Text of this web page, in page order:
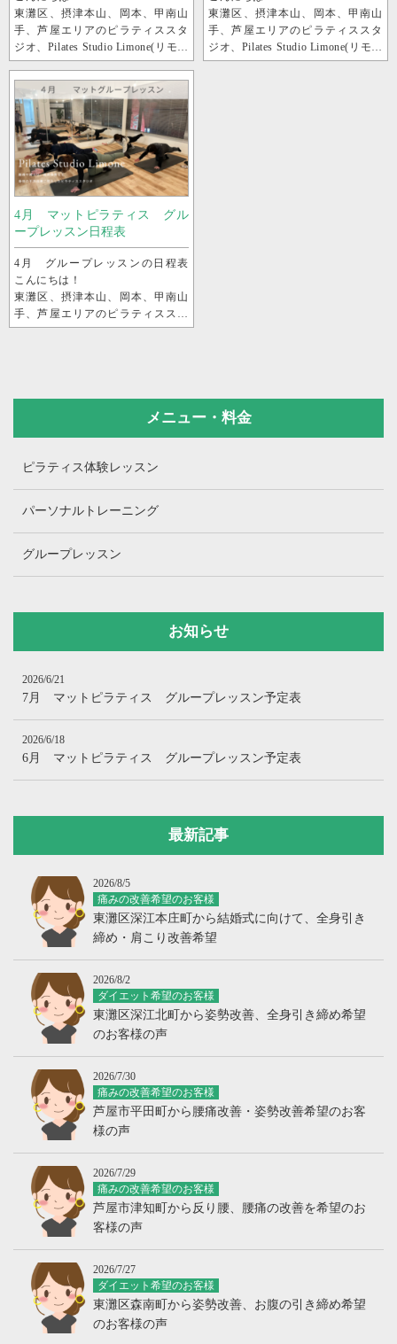
東灘区、摂津本山、岡本、甲南山
手、芦屋エリアのピラティススタ
ジオ、Pilates Studio Limone(リモー
ネ)深江店です。
6月のマットグループレッスンの日
程表を公...
東灘区、摂津本山、岡本、甲南山
手、芦屋エリアのピラティススタ
ジオ、Pilates Studio Limone(リモー
ネ)深江店です。
4月 マットピラティス グル
ープレッスン日程表
4月 グループレッスンの日程表
こんにちは！
東灘区、摂津本山、岡本、甲南山
手、芦屋エリアのピラティススタ
ジオ、Pilates Studio Limone(リモー
メニュー・料金
ピラティス体験レッスン
パーソナルトレーニング
グループレッスン
お知らせ
2026/6/21
7月 マットピラティス グループレッスン予定表
2026/6/18
6月 マットピラティス グループレッスン予定表
最新記事
2026/8/5
痛みの改善希望のお客様
東灘区深江本庄町から結婚式に向けて、全身引き
締め・肩こり改善希望
2026/8/2
ダイエット希望のお客様
東灘区深江北町から姿勢改善、全身引き締め希望
のお客様の声
2026/7/30
痛みの改善希望のお客様
芦屋市平田町から腰痛改善・姿勢改善希望のお客
様の声
2026/7/29
痛みの改善希望のお客様
芦屋市津知町から反り腰、腰痛の改善を希望のお
客様の声
2026/7/27
ダイエット希望のお客様
東灘区森南町から姿勢改善、お腹の引き締め希望
のお客様の声